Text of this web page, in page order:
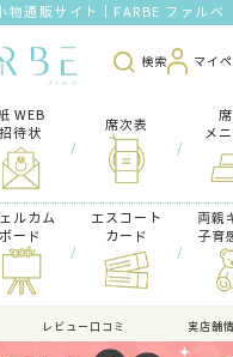
物通販サイト｜FARBE ファルベ
検索 マイ
WEB
招待状
/
席次表
/
メ
ルカム
ボード
/
エスコート
カード
/
両親
子育
レビュー口コミ 実店舗